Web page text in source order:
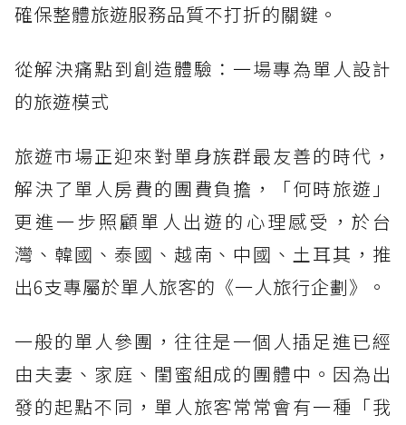
確保整體旅遊服務品質不打折的關鍵。
從解決痛點到創造體驗：一場專為單人設計
的旅遊模式
旅遊市場正迎來對單身族群最友善的時代，
解決了單人房費的團費負擔，「何時旅遊」
更進一步照顧單人出遊的心理感受，於台
灣、韓國、泰國、越南、中國、土耳其，推
出6支專屬於單人旅客的《一人旅行企劃》。
一般的單人參團，往往是一個人插足進已經
由夫妻、家庭、閨蜜組成的團體中。因為出
發的起點不同，單人旅客常常會有一種「我